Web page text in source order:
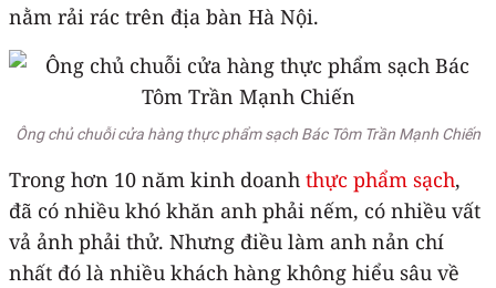
nằm rải rác trên địa bàn Hà Nội.
Ông chủ chuỗi cửa hàng thực phẩm sạch Bác Tôm Trần Mạnh Chiến
Trong hơn 10 năm kinh doanh thực phẩm sạch,
đã có nhiều khó khăn anh phải nếm, có nhiều vất
vả ảnh phải thử. Nhưng điều làm anh nản chí
nhất đó là nhiều khách hàng không hiểu sâu về